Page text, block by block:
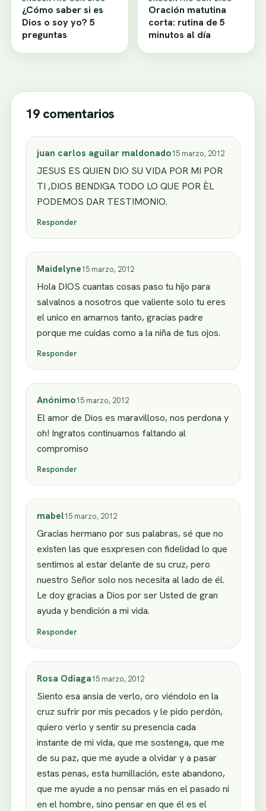
¿Cómo saber si es
Dios o soy yo? 5
preguntas
Oración matutina
corta: rutina de 5
minutos al día
19 comentarios
juan carlos aguilar maldonado15 marzo, 2012
JESUS ES QUIEN DIO SU VIDA POR MI POR
TI ,DIOS BENDIGA TODO LO QUE POR ÈL
PODEMOS DAR TESTIMONIO.
Responder
Maidelyne15 marzo, 2012
Hola DIOS cuantas cosas paso tu hijo para
salvalnos a nosotros que valiente solo tu eres
el unico en amarnos tanto, gracias padre
porque me cuidas como a la niña de tus ojos.
Responder
Anónimo15 marzo, 2012
El amor de Dios es maravilloso, nos perdona y
oh! Ingratos continuamos faltando al
compromiso
Responder
mabel15 marzo, 2012
Gracias hermano por sus palabras, sé que no
existen las que esxpresen con fidelidad lo que
sentimos al estar delante de su cruz, pero
nuestro Señor solo nos necesita al lado de él.
Le doy gracias a Dios por ser Usted de gran
ayuda y bendición a mi vida.
Responder
Rosa Odiaga15 marzo, 2012
Siento esa ansia de verlo, oro viéndolo en la
cruz sufrir por mis pecados y le pido perdón,
quiero verlo y sentir su presencia cada
instante de mi vida, que me sostenga, que me
de su paz, que me ayude a olvidar y a pasar
estas penas, esta humillación, este abandono,
que me ayude a no pensar más en el pasado ni
en el hombre, sino pensar en que él es el